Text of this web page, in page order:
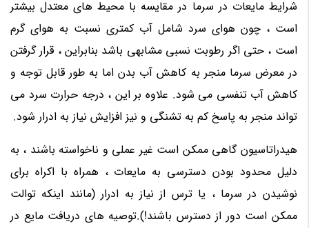
شرایط مایعات در سرما در مقایسه با محیط های معتدل بیشتر
است ، چون هوای سرد شامل آب کمتری نسبت به هوای گرم
است ، حتی اگر رطوبت نسبی مشابهی باشد بنابراین ، قرار گرفتن
در معرض سرما منجر به کاهش آب بدن اما به طور قابل توجه و
کاهش آب تنفسی می شود. علاوه بر این ، درجه حرارت سرد می
تواند منجر به پاسخ کم به تشنگی و نیز افزایش نیاز به ادرار شود.
هیدراتاسیون گاهی ممکن است غیر عملی و ناخواسته باشند ، به
دلیل محدود بودن دسترسی به مایعات ، همراه با اکراه برای
نوشیدن در سرما ، یا ترس از نیاز به ادرار (مانند اینکه توالت
ممکن است دور از دسترس باشند!).توصیه های دریافت مایع در